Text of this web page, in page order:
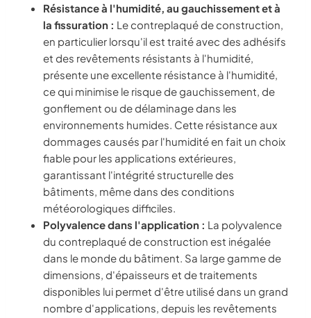
Résistance à l'humidité, au gauchissement et à
la fissuration : Le contreplaqué de construction,
en particulier lorsqu'il est traité avec des adhésifs
et des revêtements résistants à l'humidité,
présente une excellente résistance à l'humidité,
ce qui minimise le risque de gauchissement, de
gonflement ou de délaminage dans les
environnements humides. Cette résistance aux
dommages causés par l'humidité en fait un choix
fiable pour les applications extérieures,
garantissant l'intégrité structurelle des
bâtiments, même dans des conditions
météorologiques difficiles.
Polyvalence dans l'application : La polyvalence
du contreplaqué de construction est inégalée
dans le monde du bâtiment. Sa large gamme de
dimensions, d'épaisseurs et de traitements
disponibles lui permet d'être utilisé dans un grand
nombre d'applications, depuis les revêtements